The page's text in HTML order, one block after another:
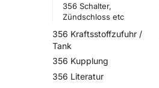
356 Schalter,
Zündschloss etc
356 Kraftsstoffzufuhr /
Tank
356 Kupplung
356 Literatur